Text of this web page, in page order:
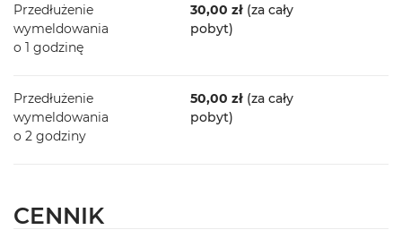
Przedłużenie
wymeldowania
o 1 godzinę
30,00 zł(za cały
pobyt)
Przedłużenie
wymeldowania
o 2 godziny
50,00 zł(za cały
pobyt)
CENNIK